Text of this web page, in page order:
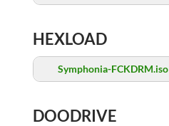
HEXLOAD
Symphonia-FCKDRM.iso
DOODRIVE